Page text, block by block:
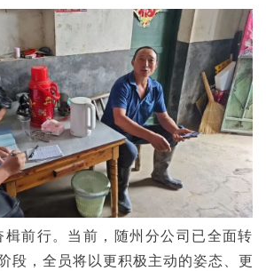
前行。当前，随州分公司已全面转
段，全员将以更积极主动的姿态、更